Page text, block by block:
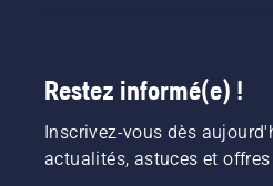
Restez informé(e) !
Inscrivez-vous dès
actualités, astuces et